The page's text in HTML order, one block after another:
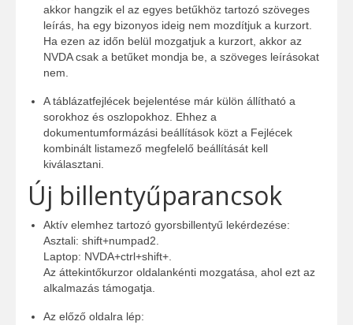
akkor hangzik el az egyes betűkhöz tartozó szöveges
leírás, ha egy bizonyos ideig nem mozdítjuk a kurzort.
Ha ezen az időn belül mozgatjuk a kurzort, akkor az
NVDA csak a betűket mondja be, a szöveges leírásokat
nem.
A táblázatfejlécek bejelentése már külön állítható a
sorokhoz és oszlopokhoz. Ehhez a
dokumentumformázási beállítások közt a Fejlécek
kombinált listamező megfelelő beállítását kell
kiválasztani.
Új billentyűparancsok
Aktív elemhez tartozó gyorsbillentyű lekérdezése:
Asztali: shift+numpad2.
Laptop: NVDA+ctrl+shift+.
Az áttekintőkurzor oldalankénti mozgatása, ahol ezt az
alkalmazás támogatja.
Az előző oldalra lép: